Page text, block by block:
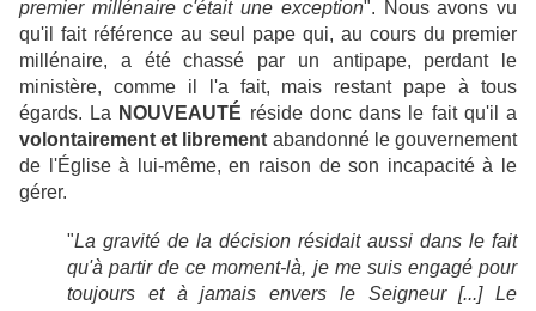
premier millénaire c'était une exception". Nous avons vu
qu'il fait référence au seul pape qui, au cours du premier
millénaire, a été chassé par un antipape, perdant le
ministère, comme il l'a fait, mais restant pape à tous
égards. La NOUVEAUTÉ réside donc dans le fait qu'il a
volontairement et librement abandonné le gouvernement
de l'Église à lui-même, en raison de son incapacité à le
gérer.
"La gravité de la décision résidait aussi dans le fait
qu'à partir de ce moment-là, je me suis engagé pour
toujours et à jamais envers le Seigneur [...] Le